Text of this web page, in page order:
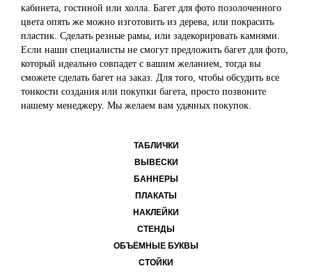
кабинета, гостиной или холла. Багет для фото позолоченного
цвета опять же можно изготовить из дерева, или покрасить
пластик. Сделать резные рамы, или задекорировать камнями.
Если наши специалисты не смогут предложить багет для фото,
который идеально совпадет с вашим желанием, тогда вы
сможете сделать багет на заказ. Для того, чтобы обсудить все
тонкости создания или покупки багета, просто позвоните
нашему менеджеру. Мы желаем вам удачных покупок.
ТАБЛИЧКИ
ВЫВЕСКИ
БАННЕРЫ
ПЛАКАТЫ
НАКЛЕЙКИ
СТЕНДЫ
ОБЪЁМНЫЕ БУКВЫ
СТОЙКИ